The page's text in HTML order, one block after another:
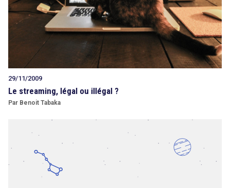
29/11/2009
Le streaming, légal ou illégal ?
Par Benoit Tabaka